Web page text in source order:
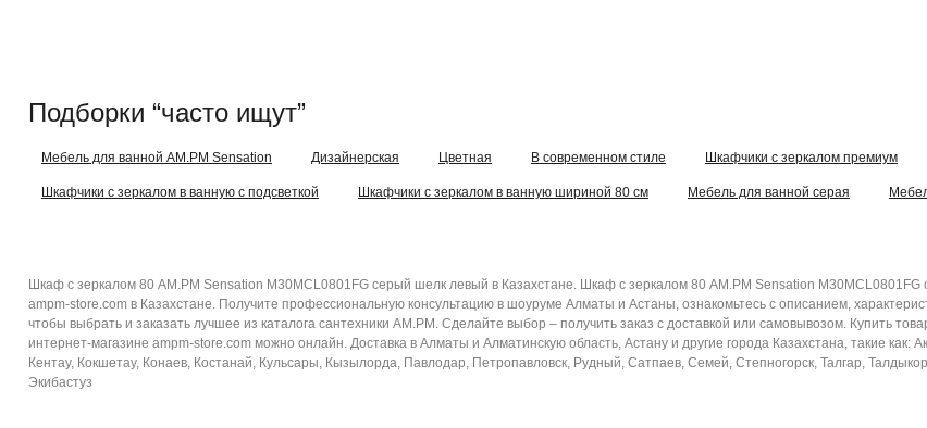
Подборки “часто ищут”
Мебель для ванной AM.PM Sensation Дизайнерская Цветная В современном стиле Шкафчики с зеркалом премиум
Шкафчики с зеркалом в ванную с подсветкой Шкафчики с зеркалом в ванную шириной 80 см Мебель для ванной серая
Шкаф с зеркалом 80 AM.PM Sensation M30MCL0801FG серый шелк левый в Казахстане. Шкаф с зеркалом 80 AM.PM Sensation
ampm-store.com в Казахстане. Получите профессиональную консультацию в шоуруме Алматы и Астаны, ознакомьтесь с описанием,
чтобы выбрать и заказать лучшее из каталога сантехники AM.PM. Сделайте выбор – получить заказ с доставкой или самовывозом. Купить
интернет-магазине ampm-store.com можно онлайн. Доставка в Алматы и Алматинскую область, Астану и другие города Казахстана, такие
Кентау, Кокшетау, Конаев, Костанай, Кульсары, Кызылорда, Павлодар, Петропавловск, Рудный, Сатпаев, Семей, Степногорск, Талгар,
Экибастуз